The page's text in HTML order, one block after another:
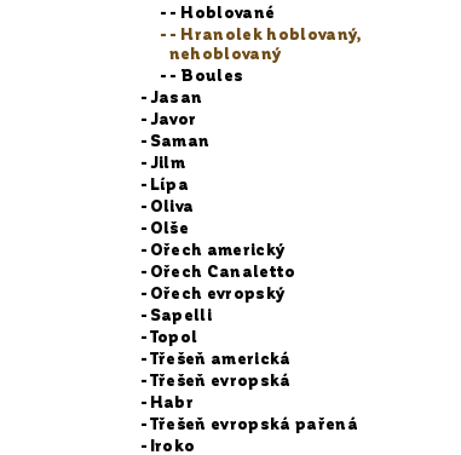
- Hoblované
- Hranolek hoblovaný,
nehoblovaný
- Boules
Jasan
Javor
Saman
Jilm
Lípa
Oliva
Olše
Ořech americký
Ořech Canaletto
Ořech evropský
Sapelli
Topol
Třešeň americká
Třešeň evropská
Habr
Třešeň evropská pařená
Iroko